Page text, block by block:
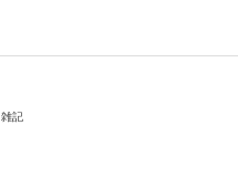
雑記